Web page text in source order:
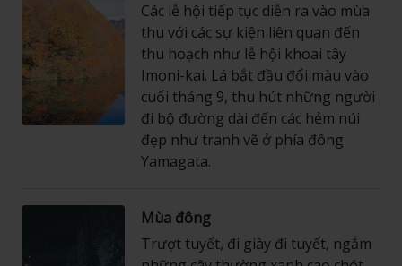
Các lễ hội tiếp tục diễn ra vào mùa
thu với các sự kiện liên quan đến
thu hoạch như lễ hội khoai tây
Imoni-kai. Lá bắt đầu đổi màu vào
cuối tháng 9, thu hút những người
đi bộ đường dài đến các hẻm núi
đẹp như tranh vẽ ở phía đông
Yamagata.
Mùa đông
Trượt tuyết, đi giày đi tuyết, ngắm